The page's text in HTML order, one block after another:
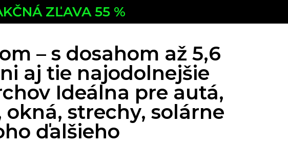
ZĽAVA 55 %
– s dosahom až 5,6
aj tie najodolnejšie
Ideálna pre autá,
strechy, solárne
ďalšieho